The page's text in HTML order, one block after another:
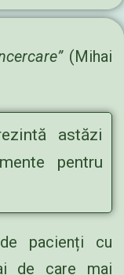
(Mihai
astăzi
pentru
pacienți cu
de care mai